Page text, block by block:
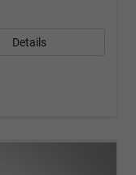
Details